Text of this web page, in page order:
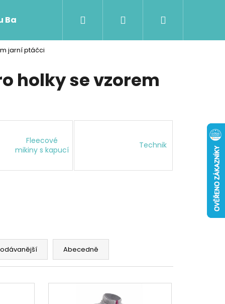
Baji nového Přihlášení
jarní ptáčci
holky se vzorem
Fleecové
mikiny s kapucí
Technik
Abecedně